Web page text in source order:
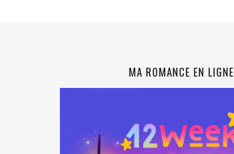
MA ROMANCE EN LIGNE